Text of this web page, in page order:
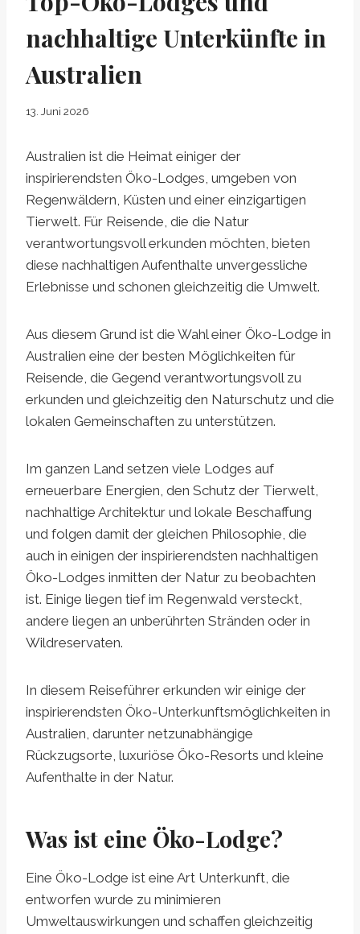
nachhaltige Unterkünfte in
Australien
13. Juni 2026
Australien ist die Heimat einiger der
inspirierendsten Öko-Lodges, umgeben von
Regenwäldern, Küsten und einer einzigartigen
Tierwelt. Für Reisende, die die Natur
verantwortungsvoll erkunden möchten, bieten
diese nachhaltigen Aufenthalte unvergessliche
Erlebnisse und schonen gleichzeitig die Umwelt.
Aus diesem Grund ist die Wahl einer Öko-Lodge in
Australien eine der besten Möglichkeiten für
Reisende, die Gegend verantwortungsvoll zu
erkunden und gleichzeitig den Naturschutz und die
lokalen Gemeinschaften zu unterstützen.
Im ganzen Land setzen viele Lodges auf
erneuerbare Energien, den Schutz der Tierwelt,
nachhaltige Architektur und lokale Beschaffung
und folgen damit der gleichen Philosophie, die
auch in einigen der inspirierendsten nachhaltigen
Öko-Lodges inmitten der Natur zu beobachten
ist. Einige liegen tief im Regenwald versteckt,
andere liegen an unberührten Stränden oder in
Wildreservaten.
In diesem Reiseführer erkunden wir einige der
inspirierendsten Öko-Unterkunftsmöglichkeiten in
Australien, darunter netzunabhängige
Rückzugsorte, luxuriöse Öko-Resorts und kleine
Aufenthalte in der Natur.
Was ist eine Öko-Lodge?
Eine Öko-Lodge ist eine Art Unterkunft, die
entworfen wurde zu minimieren
Umweltauswirkungen und schaffen gleichzeitig